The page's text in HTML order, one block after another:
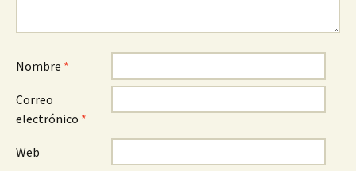
Nombre *
Correo
electrónico *
Web